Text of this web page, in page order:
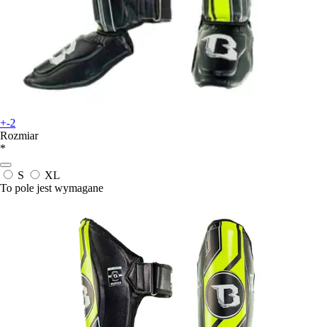
+-2
Rozmiar
*
S
XL
To pole jest wymagane